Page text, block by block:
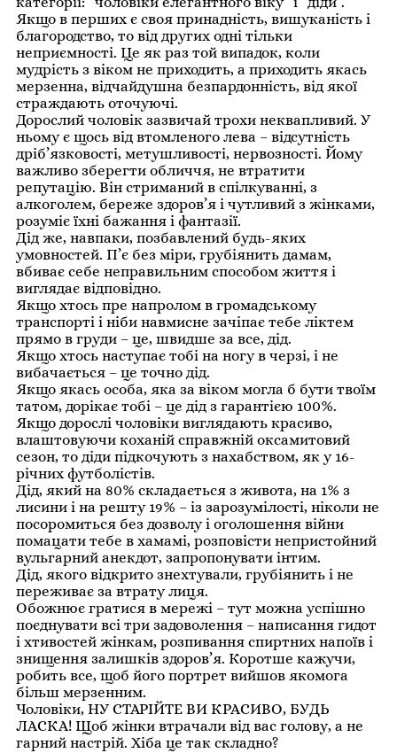
Якщо в перших є своя принадність, вишуканість і
благородство, то від других одні тільки
неприємності. Це як раз той випадок, коли
мудрість з віком не приходить, а приходить якась
мерзенна, відчайдушна безпардонність, від якої
страждають оточуючі.
Дорослий чоловік зазвичай трохи неквапливий. У
ньому є щось від втомленого лева – відсутність
дріб’язковості, метушливості, нервозності. Йому
важливо зберегти обличчя, не втратити
репутацію. Він стриманий в спілкуванні, з
алкоголем, береже здоров’я і чутливий з жінками,
розуміє їхні бажання і фантазії.
Дід же, навпаки, позбавлений будь-яких
умовностей. П’є без міри, грубіянить дамам,
вбиває себе неправильним способом життя і
виглядає відповідно.
Якщо хтось пре напролом в громадському
транспорті і ніби навмисне зачіпає тебе ліктем
прямо в груди – це, швидше за все, дід.
Якщо хтось наступає тобі на ногу в черзі, і не
вибачається – це точно дід.
Якщо якась особа, яка за віком могла б бути твоїм
татом, дорікає тобі – це дід з гарантією 100%.
Якщо дорослі чоловіки виглядають красиво,
влаштовуючи коханій справжній оксамитовий
сезон, то діди підкочують з нахабством, як у 16-
річних футболістів.
Дід, який на 80% складається з живота, на 1% з
лисини і на решту 19% – із зарозумілості, ніколи не
посоромиться без дозволу і оголошення війни
помацати тебе в хамамі, розповісти непристойний
вульгарний анекдот, запропонувати інтим.
Дід, якого відкрито знехтували, грубіянить і не
переживає за втрату лиця.
Обожнює гратися в мережі – тут можна успішно
поєднувати всі три задоволення – написання гидот
і хтивостей жінкам, розпивання спиртних напоїв і
знищення залишків здоров’я. Коротше кажучи,
робить все, щоб його портрет вийшов якомога
більш мерзенним.
Чоловіки, НУ СТАРІЙТЕ ВИ КРАСИВО, БУДЬ
ЛАСКА! Щоб жінки втрачали від вас голову, а не
гарний настрій. Хіба це так складно?